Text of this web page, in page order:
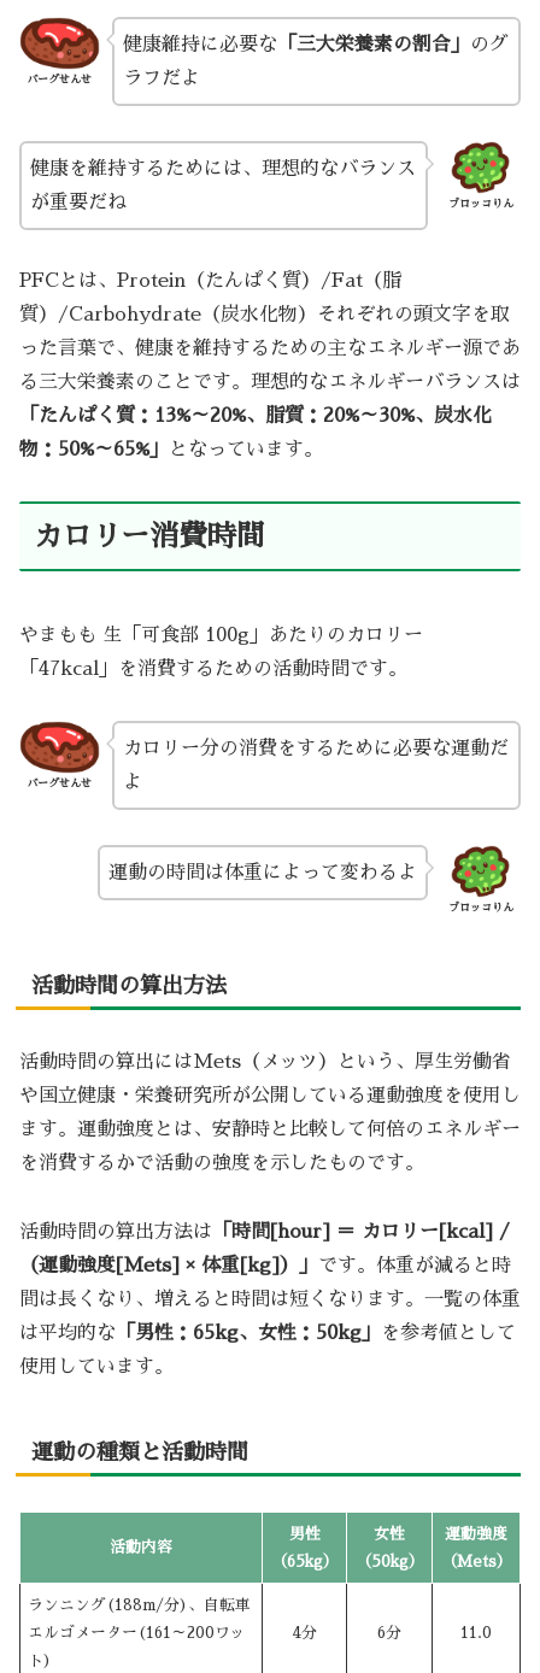
バーグせんせ
健康維持に必要な 「三大栄養素の割合」
のグ
ラフだよ
ブロッコりん
健康を維持するためには、理想的なバランス
が重要だね
PFCとは、Protein（たんぱく質）/Fat（脂
質）/Carbohydrate（炭水化物）それぞれの頭文字を取
った言葉で、健康を維持するための主なエネルギー源であ
る三大栄養素のことです。理想的なエネルギーバランスは
「たんぱく質：13%～20%、脂質：20%～30%、炭水化
物：50%～65%」
となっています。
カロリー消費時間
やまもも 生「可食部 100g」あたりのカロリー
「47kcal」を消費するための活動時間です。
バーグせんせ
カロリー分の消費をするために必要な運動だ
よ
ブロッコりん
運動の時間は体重によって変わるよ
活動時間の算出方法
活動時間の算出にはMets（メッツ）という、厚生労働省
や国立健康・栄養研究所が公開している運動強度を使用し
ます。運動強度とは、安静時と比較して何倍のエネルギー
を消費するかで活動の強度を示したものです。
活動時間の算出方法は 「時間[hour] ＝ カロリー[kcal] /
（運動強度[Mets] × 体重[kg]）」 です。体重が減ると時
間は長くなり、増えると時間は短くなります。一覧の体重
は平均的な 「男性：65kg、女性：50kg」
を参考値として
使用しています。
運動の種類と活動時間
活動内容
男性
（65kg）
女性
（50kg）
運動強度
（Mets）
ランニング(188m/分)、自転車
エルゴメーター(161～200ワッ
ト)
4分 6分 11.0